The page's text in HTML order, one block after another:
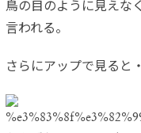
鳥の目のように見えな
言われる。
さらにアップで見ると